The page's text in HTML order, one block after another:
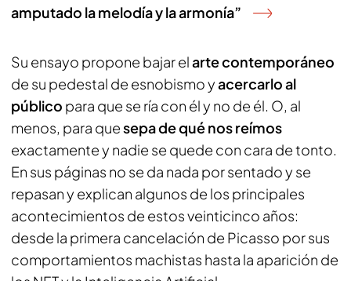
amputado la melodía y la armonía”
Su ensayo propone bajar elarte contemporáneo
de su pedestal de esnobismo yacercarlo al
público para que se ría con él y no de él. O, al
menos, para quesepa de qué nos reímos
exactamente y nadie se quede con cara de tonto.
En sus páginas no se da nada por sentado y se
repasan y explican algunos de los principales
acontecimientos de estos veinticinco años:
desde la primera cancelación de Picasso por sus
comportamientos machistas hasta la aparición de